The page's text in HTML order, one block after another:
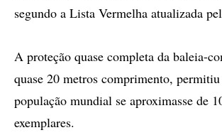
segundo a Lista Vermelha atualizada
A proteção quase completa da baleia-
quase 20 metros comprimento,
população mundial se aproximasse de
exemplares.